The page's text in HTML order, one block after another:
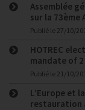
Assemblée
sur la 73ème
Publié le 27/10/
HOTREC
mandate of 2
Publié le 21/10/
L’Europe et
restauration